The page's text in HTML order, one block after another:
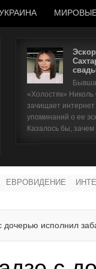
«Холостяк» Николь
зачищает
упоминаний о ее
Казалось бы, зачем
ЕВРОВИДЕНИЕ
дочерью исполнил